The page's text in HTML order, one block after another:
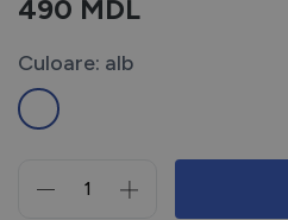
490 MDL
Culoare: alb
Cantitate